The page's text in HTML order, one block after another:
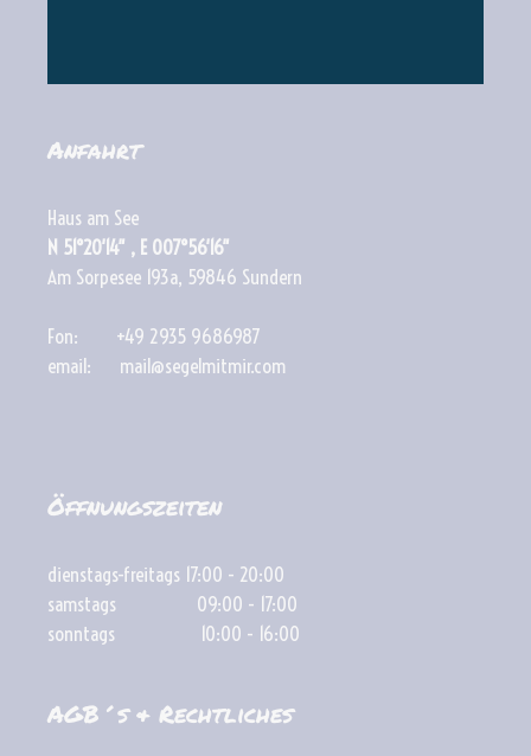
Anfahrt
Haus am See
N 51°20′14″ , E 007°56′16″
Am Sorpesee 193a, 59846 Sundern
Fon: +49 2935 9686987
email: mail@segelmitmir.com
Öffnungszeiten
dienstags-freitags 17:00 - 20:00
samstags 09:00 - 17:00
sonntags 10:00 - 16:00
AGB´s & Rechtliches